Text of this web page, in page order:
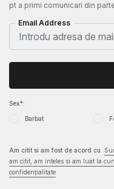
pt a primi comunicari din
Email Address
Sex*:
Barbat
Am citit si am fost de acord cu
am citit, am inteles si am luat la
confidențialitate